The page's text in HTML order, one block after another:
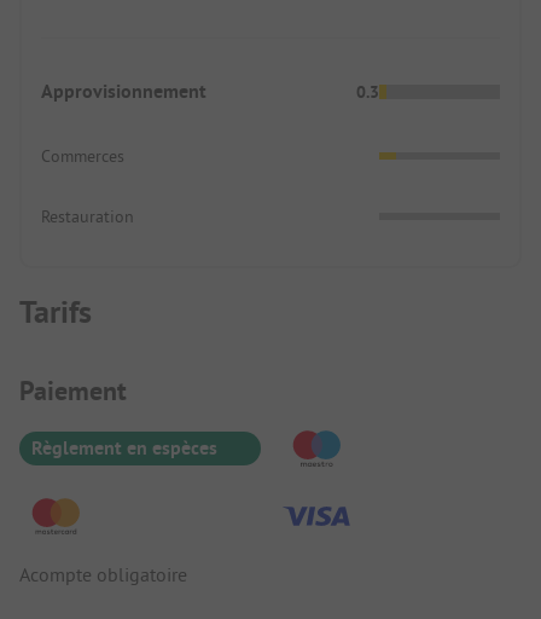
Approvisionnement 0.3
Commerces
Restauration
Tarifs
Informations de paiement
Paiement
Règlement en espèces
Acompte obligatoire